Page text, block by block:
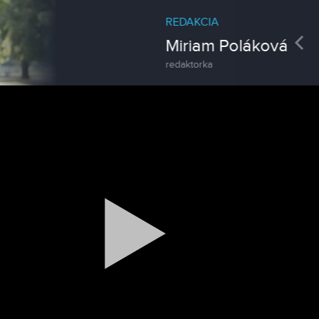
Miriam Poláková
Zažite leto na kúpalisku v
Tvrdošovciach